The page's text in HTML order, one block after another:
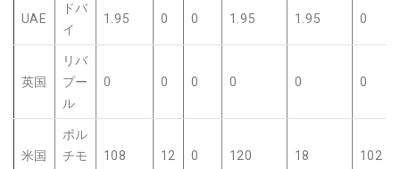
UAE
ドバ
イ
1.95 0 0 1.95 1.95 0
英国
リバ
プー
ル
0 0 0 0 0 0
米国
ボル
チモ
108 12 0 120 18 102